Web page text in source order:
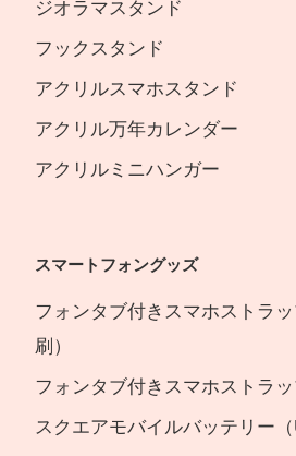
ジオラマスタンド
フックスタンド
アクリルスマホスタンド
アクリル万年カレンダー
アクリルミニハンガー
スマートフォングッズ
フォンタブ付きスマホストラ
刷）
フォンタブ付きスマホストラッ
スクエアモバイルバッテリー（